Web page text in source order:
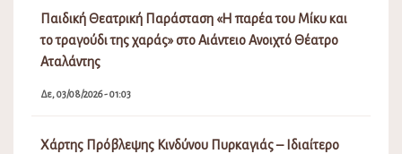
Παιδική Θεατρική Παράσταση «Η παρέα του Μίκυ και
το τραγούδι της χαράς» στο Αιάντειο Ανοιχτό Θέατρο
Αταλάντης
Δε, 03/08/2026 - 01:03
Χάρτης Πρόβλεψης Κινδύνου Πυρκαγιάς – Ιδιαίτερο